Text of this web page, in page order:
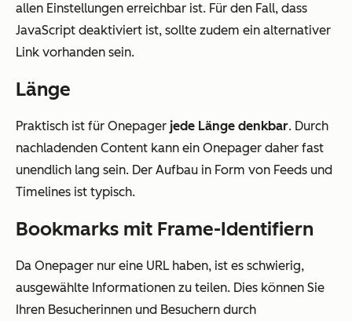
allen Einstellungen erreichbar ist. Für den Fall, dass
JavaScript deaktiviert ist, sollte zudem ein alternativer
Link vorhanden sein.
Länge
Praktisch ist für Onepager jede Länge denkbar. Durch
nachladenden Content kann ein Onepager daher fast
unendlich lang sein. Der Aufbau in Form von Feeds und
Timelines ist typisch.
Bookmarks mit Frame-Identifiern
Da Onepager nur eine URL haben, ist es schwierig,
ausgewählte Informationen zu teilen. Dies können Sie
Ihren Besucherinnen und Besuchern durch